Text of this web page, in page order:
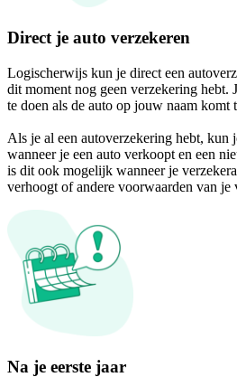
Direct je auto verzekeren
Logischerwijs kun je direct een
dit moment nog geen verzekering hebt.
te doen als de auto op jouw naam komt
Als je al een autoverzekering hebt, kun
wanneer je een auto verkoopt en een
is dit ook mogelijk wanneer je
verhoogt of andere voorwaarden van je
Na je eerste jaar